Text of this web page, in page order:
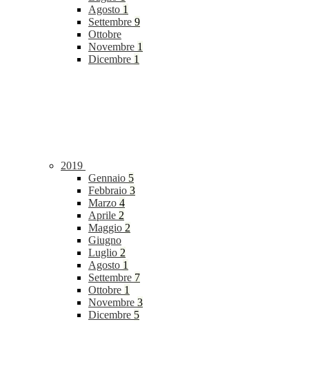
Agosto 1
Settembre 9
Ottobre
Novembre 1
Dicembre 1
2019
Gennaio 5
Febbraio 3
Marzo 4
Aprile 2
Maggio 2
Giugno
Luglio 2
Agosto 1
Settembre 7
Ottobre 1
Novembre 3
Dicembre 5